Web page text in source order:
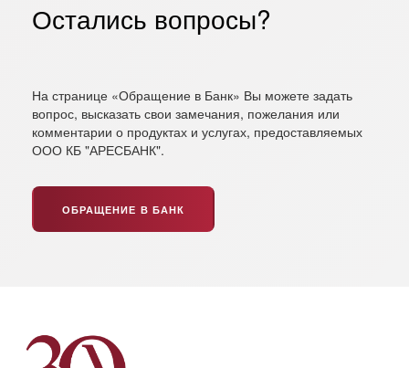
Остались вопросы?
На странице «Обращение в Банк» Вы можете задать
вопрос, высказать свои замечания, пожелания или
комментарии о продуктах и услугах, предоставляемых
ООО КБ "АРЕСБАНК".
ОБРАЩЕНИЕ В БАНК